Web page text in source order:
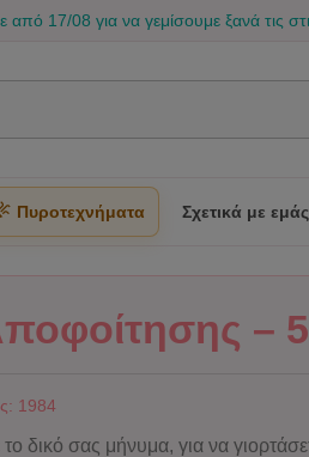
να γεμίσουμε ξανά τις στιγμές σας
Πυροτεχνήματα Σχετικά με εμάς
–
1984
δικό σας μήνυμα, για να